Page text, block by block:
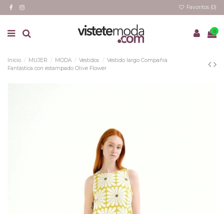
Favoritos (0)
0
Inicio MUJER MODA Vestidos
Vestido largo Compañía
Fantástica con estampado Olive Flower